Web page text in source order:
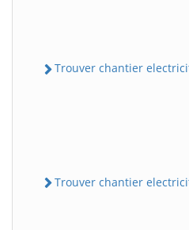
Trouver chantier
Trouver chantier